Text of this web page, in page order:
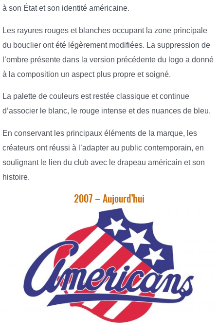
à son État et son identité américaine.
Les rayures rouges et blanches occupant la zone principale
du bouclier ont été légèrement modifiées. La suppression de
l’ombre présente dans la version précédente du logo a donné
à la composition un aspect plus propre et soigné.
La palette de couleurs est restée classique et continue
d’associer le blanc, le rouge intense et des nuances de bleu.
En conservant les principaux éléments de la marque, les
créateurs ont réussi à l’adapter au public contemporain, en
soulignant le lien du club avec le drapeau américain et son
histoire.
2007 – Aujourd’hui